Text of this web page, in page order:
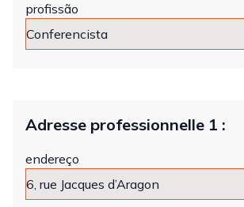
profissão
Adresse professionnelle 1 :
endereço